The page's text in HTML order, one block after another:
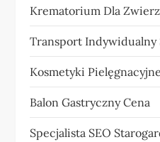
Krematorium Dla
Transport Indywidualny
Kosmetyki
Balon Gastryczny Cena
Specjalista SEO